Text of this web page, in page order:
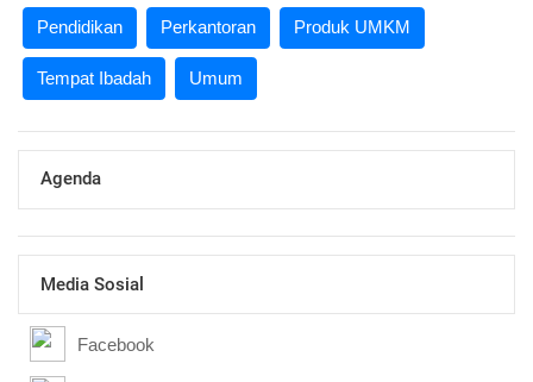
Pendidikan Perkantoran Produk UMKM
Tempat Ibadah Umum
Agenda
Media Sosial
Facebook